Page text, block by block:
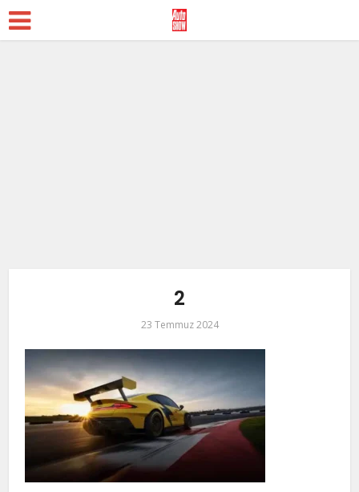
2
23 Temmuz 2024